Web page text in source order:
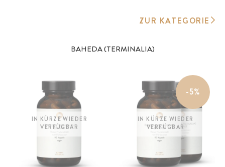
ZUR KATEGORIE
BAHEDA (TERMINALIA)
IN KÜRZE WIEDER
VERFÜGBAR
-5%
IN KÜRZE WIEDER
VERFÜGBAR